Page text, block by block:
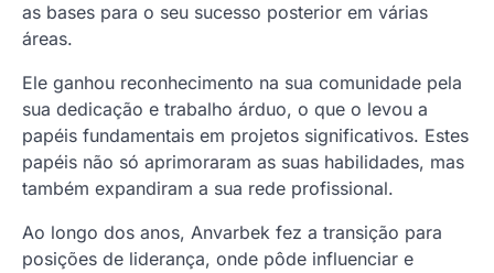
as bases para o seu sucesso posterior em várias
áreas.
Ele ganhou reconhecimento na sua comunidade pela
sua dedicação e trabalho árduo, o que o levou a
papéis fundamentais em projetos significativos. Estes
papéis não só aprimoraram as suas habilidades, mas
também expandiram a sua rede profissional.
Ao longo dos anos, Anvarbek fez a transição para
posições de liderança, onde pôde influenciar e